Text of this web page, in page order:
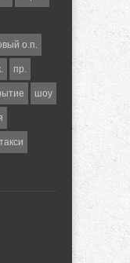
о.п.
пр.
шоу